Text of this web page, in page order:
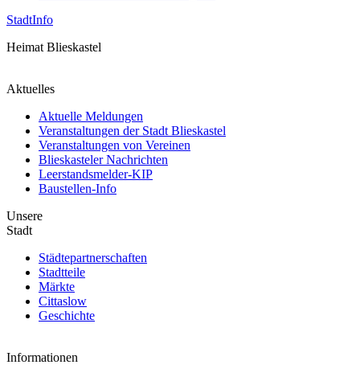
StadtInfo
Heimat Blieskastel
Aktuelles
Aktuelle Meldungen
Veranstaltungen der Stadt Blieskastel
Veranstaltungen von Vereinen
Blieskasteler Nachrichten
Leerstandsmelder-KIP
Baustellen-Info
Unsere
Stadt
Städtepartnerschaften
Stadtteile
Märkte
Cittaslow
Geschichte
Informationen